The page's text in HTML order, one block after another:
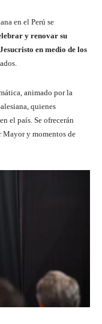
en el Perú se
y renovar su
en medio de los
animado por la
quienes
el país. Se ofrecerán
y momentos de